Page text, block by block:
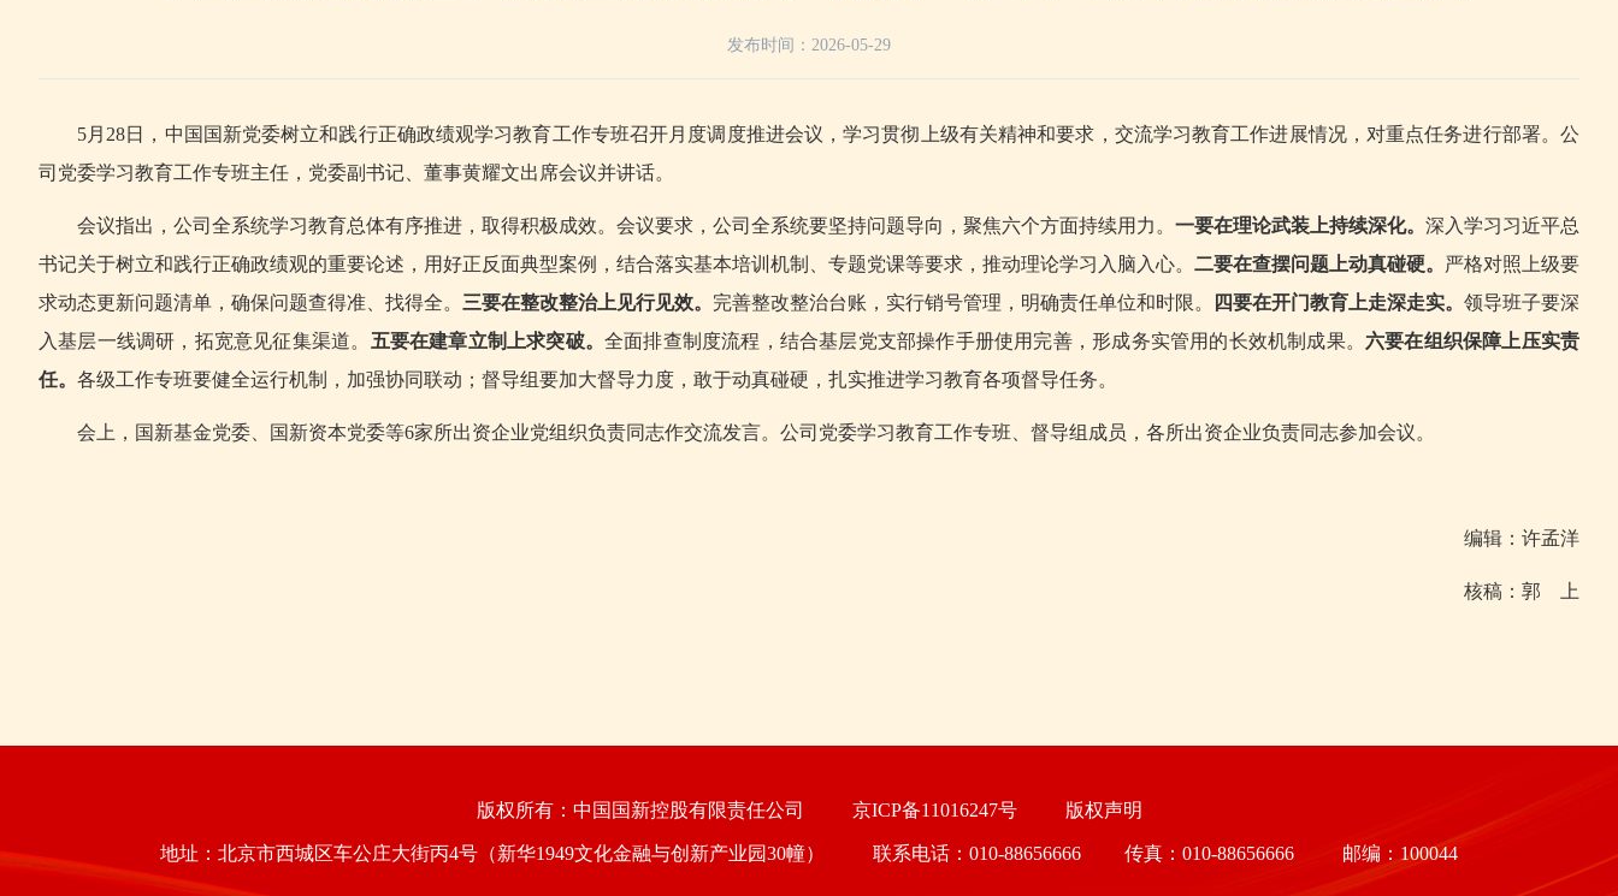
发布时间： 2026-05-29
5月28日，中国国新党委树立和践行正确政绩观学习教育工作专班召开月度调度推进会议，学习贯彻上级有关精神和要求，交流学习教育工作进展情况，对重点任务进行部署。公
司党委学习教育工作专班主任，党委副书记、董事黄耀文出席会议并讲话。
会议指出，公司全系统学习教育总体有序推进，取得积极成效。会议要求，公司全系统要坚持问题导向，聚焦六个方面持续用力。 一要在理论武装上持续深化。 深入学习习近平总
书记关于树立和践行正确政绩观的重要论述，用好正反面典型案例，结合落实基本培训机制、专题党课等要求，推动理论学习入脑入心。 二要在查摆问题上动真碰硬。 严格对照上级要
求动态更新问题清单，确保问题查得准、找得全。 三要在整改整治上见行见效。 完善整改整治台账，实行销号管理，明确责任单位和时限。 四要在开门教育上走深走实。 领导班子要深
入基层一线调研，拓宽意见征集渠道。 五要在建章立制上求突破。 全面排查制度流程，结合基层党支部操作手册使用完善，形成务实管用的长效机制成果。 六要在组织保障上压实责
任。 各级工作专班要健全运行机制，加强协同联动；督导组要加大督导力度，敢于动真碰硬，扎实推进学习教育各项督导任务。
会上，国新基金党委、国新资本党委等6家所出资企业党组织负责同志作交流发言。公司党委学习教育工作专班、督导组成员，各所出资企业负责同志参加会议。
编辑：许孟洋
核稿：郭 上
版权所有：中国国新控股有限责任公司 京ICP备11016247号版权声明
地址：北京市西城区车公庄大街丙4号（新华1949文化金融与创新产业园30幢） 联系电话： 010-88656666 传真： 010-88656666 邮编：100044